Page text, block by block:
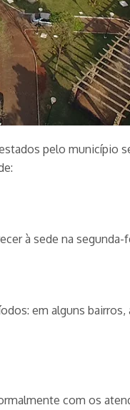
pelo município
à sede na segunda-
em alguns bairros,
com os